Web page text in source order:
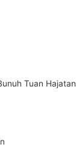
Tuan Hajatan